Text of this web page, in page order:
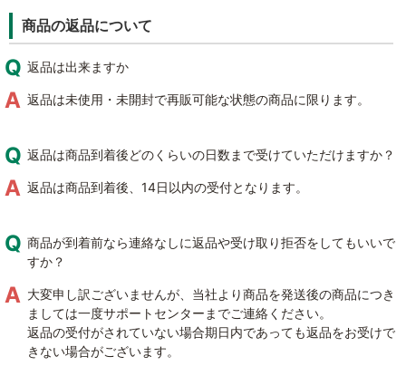
商品の返品について
返品は出来ますか
返品は未使用・未開封で再販可能な状態の商品に限ります。
返品は商品到着後どのくらいの日数まで受けていただけますか？
返品は商品到着後、14日以内の受付となります。
商品が到着前なら連絡なしに返品や受け取り拒否をしてもいいで
すか？
大変申し訳ございませんが、当社より商品を発送後の商品につき
ましては一度サポートセンターまでご連絡ください。
返品の受付がされていない場合期日内であっても返品をお受けで
きない場合がございます。